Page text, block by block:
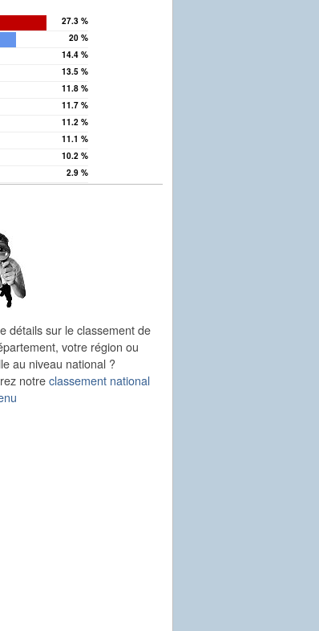
27.3 %
20 %
14.4 %
13.5 %
11.8 %
11.7 %
11.2 %
11.1 %
10.2 %
2.9 %
détails sur le classement de
votre région ou
au niveau national ?
notreclassement national